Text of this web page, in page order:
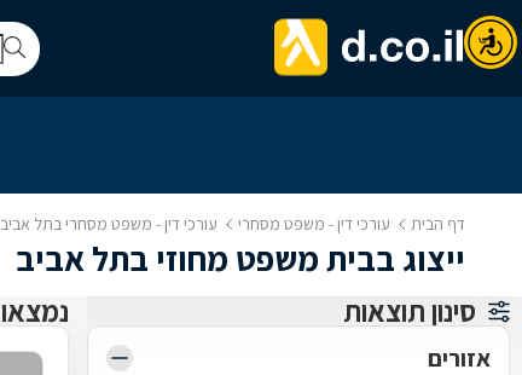
דף הבית עורכי דין - משפט מסחרי עורכי דין - משפט מסחרי בתל אביב
ייצוג בבית משפט מחוזי בתל אביב
סינון תוצאות
אזורים
נמצאו 9 עו"ד משפט מסחרי